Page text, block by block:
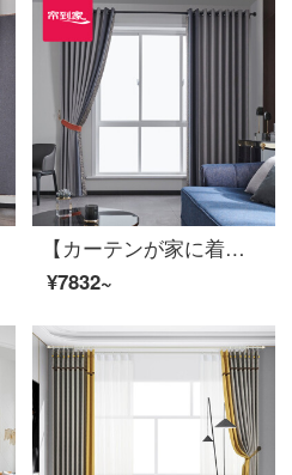
【カーテンが家に着く】軽贅沢で簡単な高遮光継ぎ手ロンドン雨夜カーテン製品2020新型リビングルームカスタムダウンウィンドウのカーテンLDC 20 SSC-56 Sフック/カーテンなし(高さ2.6 m以内で変更可能)XLのカーテンセット/ダブルオープン(適用窓幅3.2-3.5メートル)
¥7832~